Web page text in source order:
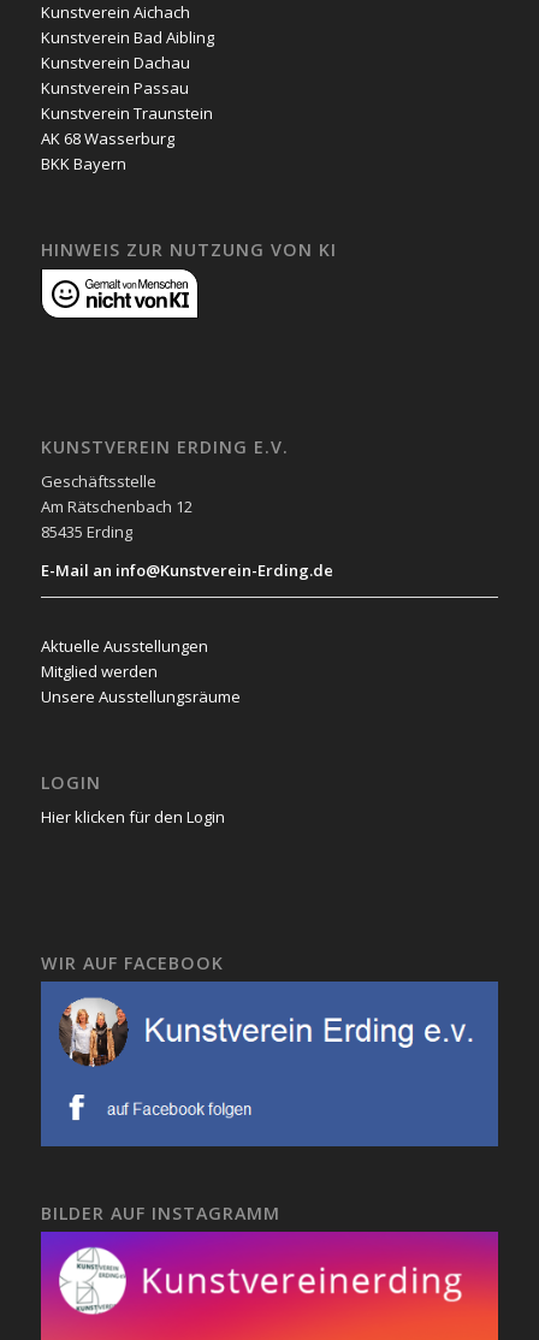
Kunstverein Aichach
Kunstverein Bad Aibling
Kunstverein Dachau
Kunstverein Passau
Kunstverein Traunstein
AK 68 Wasserburg
BKK Bayern
HINWEIS ZUR NUTZUNG VON KI
KUNSTVEREIN ERDING E.V.
Geschäftsstelle
Am Rätschenbach 12
85435 Erding
E-Mail an info@Kunstverein-Erding.de
Aktuelle Ausstellungen
Mitglied werden
Unsere Ausstellungsräume
LOGIN
Hier klicken für den Login
WIR AUF FACEBOOK
BILDER AUF INSTAGRAMM